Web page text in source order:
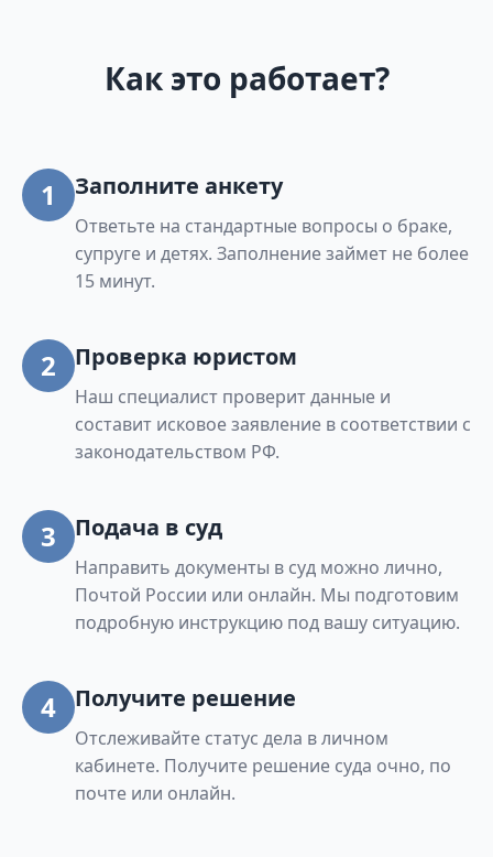
Как это работает?
1 Заполните анкету
Ответьте на стандартные вопросы о браке,
супруге и детях. Заполнение займет не более
15 минут.
2 Проверка юристом
Наш специалист проверит данные и
составит исковое заявление в соответствии с
законодательством РФ.
3 Подача в суд
Направить документы в суд можно лично,
Почтой России или онлайн. Мы подготовим
подробную инструкцию под вашу ситуацию.
4 Получите решение
Отслеживайте статус дела в личном
кабинете. Получите решение суда очно, по
почте или онлайн.